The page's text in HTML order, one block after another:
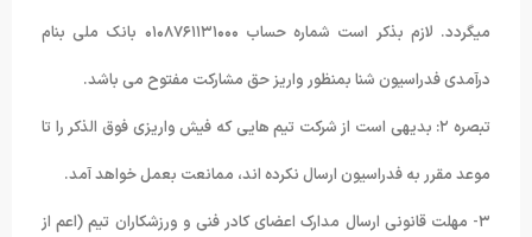
میگردد. لازم بذکر است شماره حساب ۰۱۰۸۷۶۱۱۳۱۰۰۰ بانک ملی بنام
درآمدی فدراسیون شنا بمنظور واریز حق مشارکت مفتوح می باشد.
تبصره ۲: بدیهی است از شرکت تیم هایی که فیش واریزی فوق الذکر را تا
موعد مقرر به فدراسیون ارسال نکرده اند، ممانعت بعمل خواهد آمد.
۳- مهلت قانونی ارسال مدارک اعضای کادر فنی و ورزشکاران تیم (اعم از